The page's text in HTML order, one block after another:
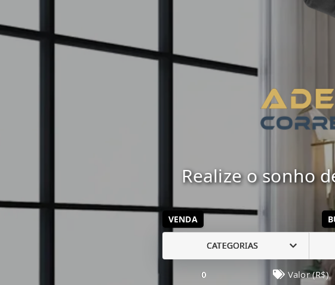
Realize o sonho
VENDA
CATEGORIAS
0 Valor (R$)